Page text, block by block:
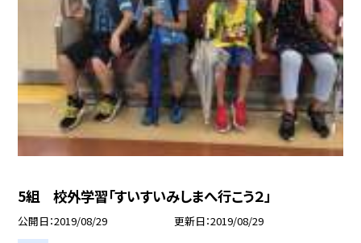
5組 校外学習「すいすいみしまへ行こう２」
公開日 2019/08/29 更新日 2019/08/29